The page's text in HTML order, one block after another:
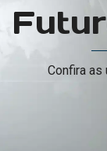
Confira